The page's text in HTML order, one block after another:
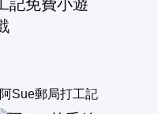
阿Sue郵局打工記